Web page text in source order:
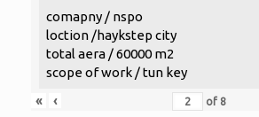
comapny / nspo
loction /haykstep city
total aera / 60000 m2
scope of work / tun key
«
‹ of 8